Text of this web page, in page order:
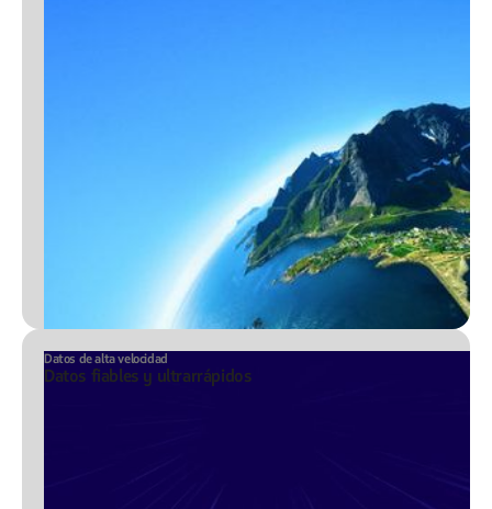
Datos de alta velocidad
Datos fiables y ultrarrápidos